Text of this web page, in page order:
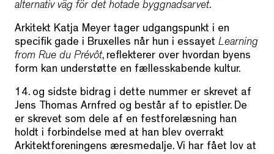
alternativ väg för det hotade byggnadsarvet.
Arkitekt Katja Meyer tager udgangspunkt i en
specifik gade i Bruxelles når hun i essayet Learning
from Rue du Prévôt, reflekterer over hvordan byens
form kan understøtte en fællesskabende kultur.
14. og sidste bidrag i dette nummer er skrevet af
Jens Thomas Arnfred og består af to epistler. De
er skrevet som dele af en festforelæsning han
holdt i forbindelse med at han blev overrakt
Arkitektforeningens æresmedalje. Vi har fået lov at